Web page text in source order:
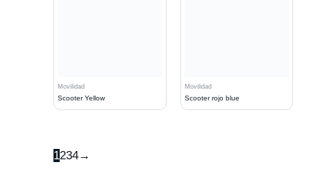
Movilidad
Scooter Yellow
Movilidad
Scooter rojo blue
1234→